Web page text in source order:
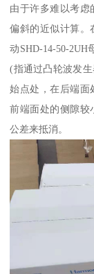
由于许多难以考虑
偏斜的近似计算。
动SHD-14-50-
(指通过凸轮波发
始点处，在后端面
前端面处的侧隙较
公差来抵消。